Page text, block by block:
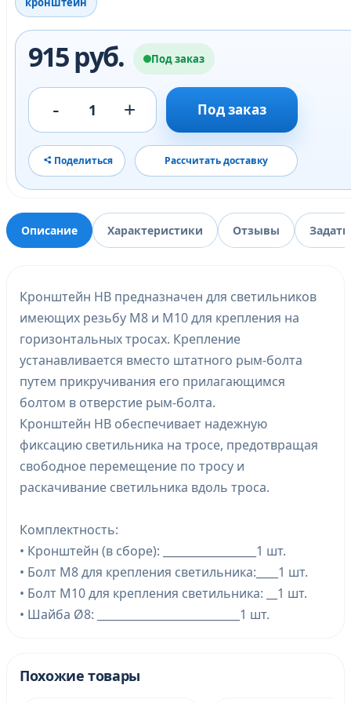
915 руб. Под заказ
- 1 + Под заказ
Поделиться Рассчитать доставку
Описание Характеристики Отзывы
Кронштейн HB предназначен для светильников
имеющих резьбу М8 и М10 для крепления на
горизонтальных тросах. Крепление
устанавливается вместо штатного рым-болта
путем прикручивания его прилагающимся
болтом в отверстие рым-болта.
Кронштейн HB обеспечивает надежную
фиксацию светильника на тросе, предотвращая
свободное перемещение по тросу и
раскачивание светильника вдоль троса.
Комплектность:
• Кронштейн (в сборе): _________________1 шт.
• Болт М8 для крепления светильника:____1 шт.
• Болт М10 для крепления светильника: __1 шт.
• Шайба Ø8: __________________________1 шт.
Похожие товары